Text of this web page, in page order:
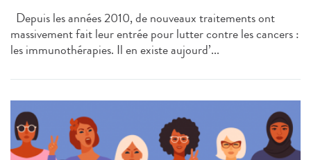
Depuis les années 2010, de nouveaux traitements ont
massivement fait leur entrée pour lutter contre les cancers :
les immunothérapies. Il en existe aujourd’...